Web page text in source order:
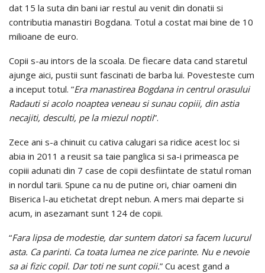
dat 15 la suta din bani iar restul au venit din donatii si
contributia manastiri Bogdana. Totul a costat mai bine de 10
milioane de euro.
Copii s-au intors de la scoala. De fiecare data cand staretul
ajunge aici, pustii sunt fascinati de barba lui. Povesteste cum
a inceput totul. ”Era manastirea Bogdana in centrul orasului
Radauti si acolo noaptea veneau si sunau copiii, din astia
necajiti, desculti, pe la miezul noptii”.
Zece ani s-a chinuit cu cativa calugari sa ridice acest loc si
abia in 2011 a reusit sa taie panglica si sa-i primeasca pe
copiii adunati din 7 case de copii desfiintate de statul roman
in nordul tarii. Spune ca nu de putine ori, chiar oameni din
Biserica l-au etichetat drept nebun. A mers mai departe si
acum, in asezamant sunt 124 de copii.
“Fara lipsa de modestie, dar suntem datori sa facem lucurul
asta. Ca parinti. Ca toata lumea ne zice parinte. Nu e nevoie
sa ai fizic copil. Dar toti ne sunt copii.” Cu acest gand a